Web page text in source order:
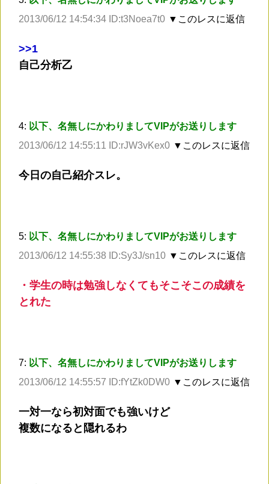
2013/06/12 14:54:34 ID:t3Noea7t0 ▼このレスに返信
>>1
自己分析乙
4: 以下、名無しにかわりましてVIPがお送りします
2013/06/12 14:55:11 ID:rJW3vKex0 ▼このレスに返信
今日の自己紹介スレ。
5: 以下、名無しにかわりましてVIPがお送りします
2013/06/12 14:55:38 ID:Sy3J/sn10 ▼このレスに返信
・学生の時は勉強しなくてもそこそこの成績を
とれた
7: 以下、名無しにかわりましてVIPがお送りします
2013/06/12 14:55:57 ID:fYtZk0DW0 ▼このレスに返信
一対一なら初対面でも強いけど
複数になると隠れるわ